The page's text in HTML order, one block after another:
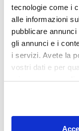
tecnologie come i
alle informazioni
pubblicare
gli annunci e i
i servizi. Avete la
vostri dati e per
privacy sono
modificare o
momento dalla
sull'icona di
Una bella città
Il biglietto Mille